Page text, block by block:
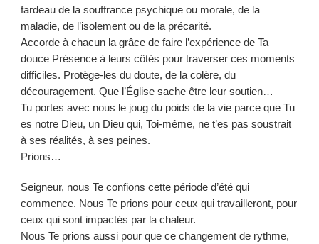
fardeau de la souffrance psychique ou morale, de la
maladie, de l’isolement ou de la précarité.
Accorde à chacun la grâce de faire l’expérience de Ta
douce Présence à leurs côtés pour traverser ces moments
difficiles. Protège-les du doute, de la colère, du
découragement. Que l’Église sache être leur soutien…
Tu portes avec nous le joug du poids de la vie parce que Tu
es notre Dieu, un Dieu qui, Toi-même, ne t’es pas soustrait
à ses réalités, à ses peines.
Prions…
Seigneur, nous Te confions cette période d’été qui
commence. Nous Te prions pour ceux qui travailleront, pour
ceux qui sont impactés par la chaleur.
Nous Te prions aussi pour que ce changement de rythme,